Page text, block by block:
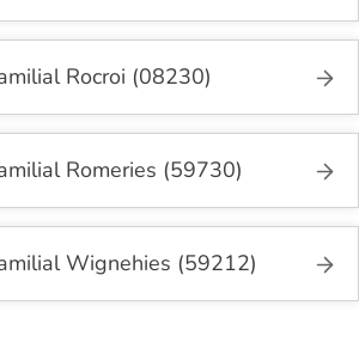
Rocroi (08230)
Romeries (59730)
Wignehies (59212)